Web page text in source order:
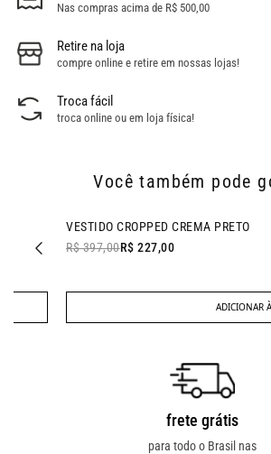
Nas compras acima de R$ 500,00
Retire na loja
compre online e retire em nossas lojas!
Troca fácil
troca online ou em loja física!
Você também pode
VESTIDO CROPPED CREMA PRETO
R$ 397,00R$ 227,00
ADICIONAR À SACOLA
frete grátis
para todo o Brasil nas